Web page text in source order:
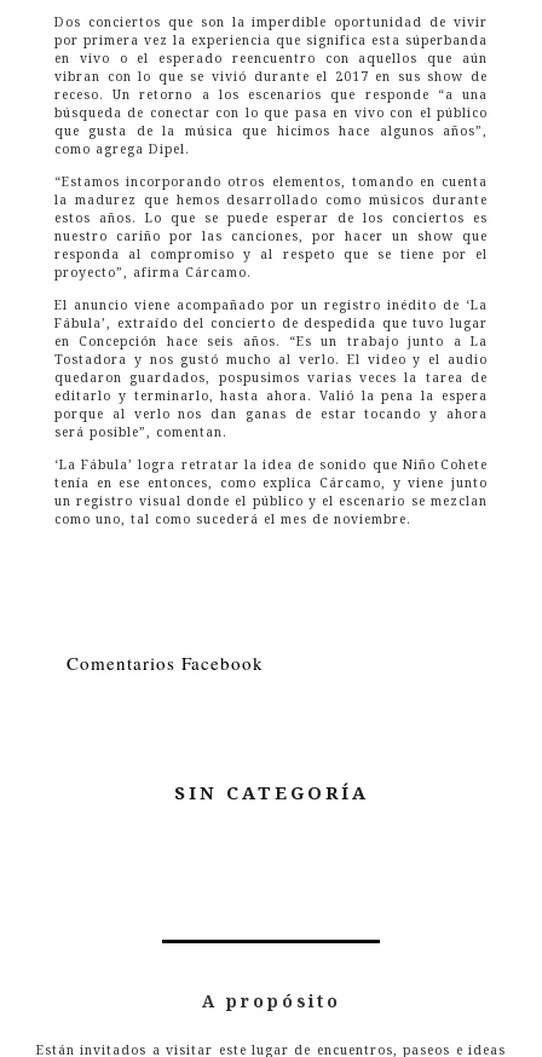
Dos conciertos que son la imperdible oportunidad de vivir
por primera vez la experiencia que significa esta súperbanda
en vivo o el esperado reencuentro con aquellos que aún
vibran con lo que se vivió durante el 2017 en sus show de
receso. Un retorno a los escenarios que responde “a una
búsqueda de conectar con lo que pasa en vivo con el público
que gusta de la música que hicimos hace algunos años”,
como agrega Dipel.
“Estamos incorporando otros elementos, tomando en cuenta
la madurez que hemos desarrollado como músicos durante
estos años. Lo que se puede esperar de los conciertos es
nuestro cariño por las canciones, por hacer un show que
responda al compromiso y al respeto que se tiene por el
proyecto”, afirma Cárcamo.
El anuncio viene acompañado por un registro inédito de ‘La
Fábula’, extraído del concierto de despedida que tuvo lugar
en Concepción hace seis años. “Es un trabajo junto a La
Tostadora y nos gustó mucho al verlo. El video y el audio
quedaron guardados, pospusimos varias veces la tarea de
editarlo y terminarlo, hasta ahora. Valió la pena la espera
porque al verlo nos dan ganas de estar tocando y ahora
será posible”, comentan.
‘La Fábula’ logra retratar la idea de sonido que Niño Cohete
tenía en ese entonces, como explica Cárcamo, y viene junto
un registro visual donde el público y el escenario se mezclan
como uno, tal como sucederá el mes de noviembre.
Comentarios Facebook
SIN CATEGORÍA
A propósito
Están invitados a visitar este lugar de encuentros, paseos e ideas